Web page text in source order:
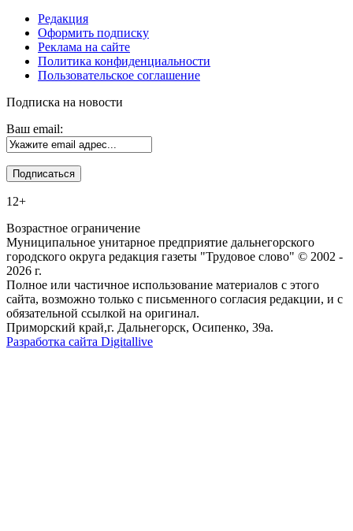
Редакция
Оформить подписку
Реклама на сайте
Политика конфиденциальности
Пользовательское соглашение
Подписка на новости
Ваш email:
12+
Возрастное ограничение
Муниципальное унитарное предприятие дальнегорского
городского округа редакция газеты "Трудовое слово" © 2002 -
2026 г.
Полное или частичное использование материалов с этого
сайта, возможно только с письменного согласия редакции, и с
обязательной ссылкой на оригинал.
Приморский край,г. Дальнегорск, Осипенко, 39а.
Разработка сайта Digitallive